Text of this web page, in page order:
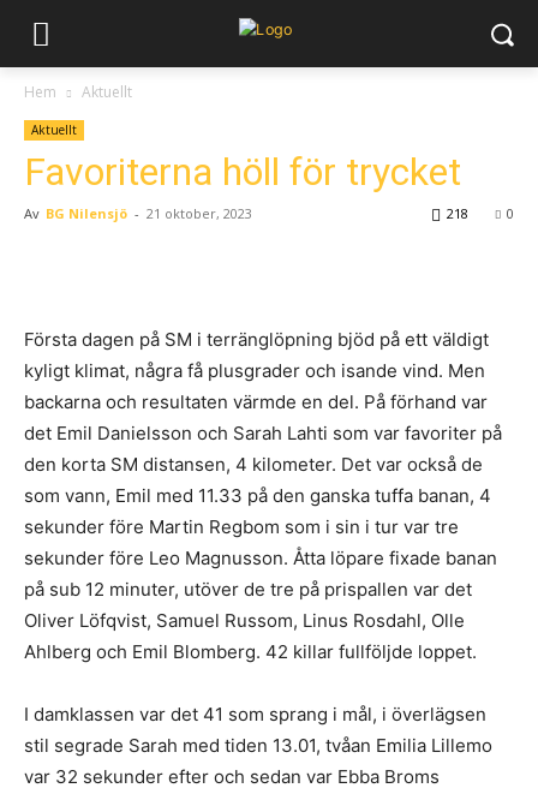
Hem Aktuellt
Aktuellt
Favoriterna höll för trycket
Av BG Nilensjö - 21 oktober, 2023 0
218
Första dagen på SM i terränglöpning bjöd på ett väldigt
kyligt klimat, några få plusgrader och isande vind. Men
backarna och resultaten värmde en del. På förhand var
det Emil Danielsson och Sarah Lahti som var favoriter på
den korta SM distansen, 4 kilometer. Det var också de
som vann, Emil med 11.33 på den ganska tuffa banan, 4
sekunder före Martin Regbom som i sin i tur var tre
sekunder före Leo Magnusson. Åtta löpare fixade banan
på sub 12 minuter, utöver de tre på prispallen var det
Oliver Löfqvist, Samuel Russom, Linus Rosdahl, Olle
Ahlberg och Emil Blomberg. 42 killar fullföljde loppet.
I damklassen var det 41 som sprang i mål, i överlägsen
stil segrade Sarah med tiden 13.01, tvåan Emilia Lillemo
var 32 sekunder efter och sedan var Ebba Broms